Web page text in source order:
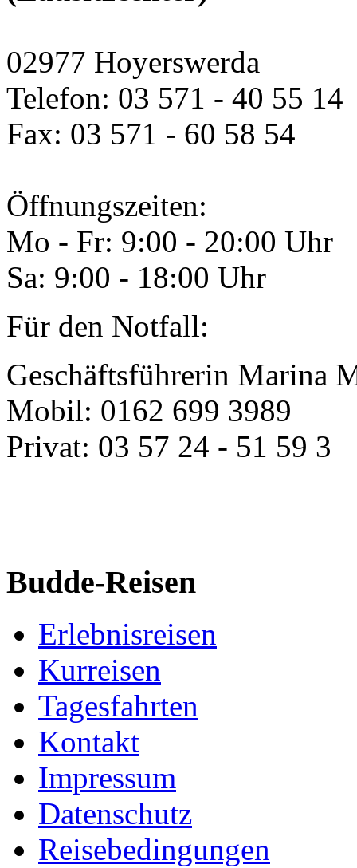
02977 Hoyerswerda
Telefon: 03 571 - 40 55 14
Fax: 03 571 - 60 58 54
Öffnungszeiten:
Mo - Fr: 9:00 - 20:00 Uhr
Sa: 9:00 - 18:00 Uhr
Für den Notfall:
Geschäftsführerin Marina
Mobil: 0162 699 3989
Privat: 03 57 24 - 51 59 3
Budde-Reisen
Erlebnisreisen
Kurreisen
Tagesfahrten
Kontakt
Impressum
Datenschutz
Reisebedingungen